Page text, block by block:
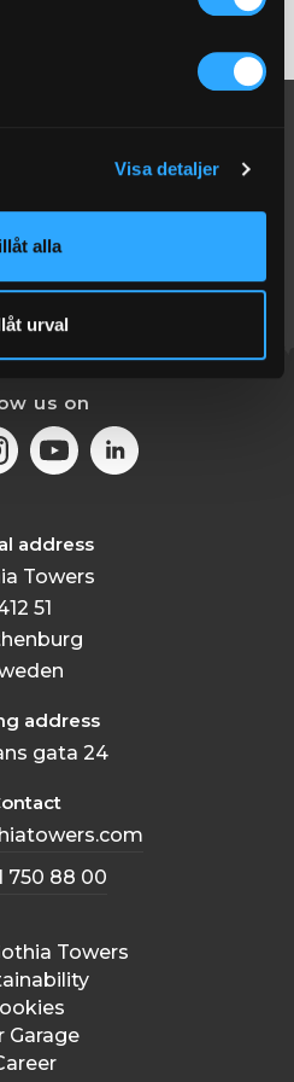
Visa detaljer
alla
urval
us on
YoutubeLinkedIn
address
Towers
51
address
gata 24
750 88 00
Towers
Garage